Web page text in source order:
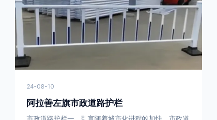
管制的现场，三角形框架的拒马护栏可以很方便地拼接
在一起，像一个个小的三角锥形状的结构单
24-08-10
阿拉善左旗市政道路护栏